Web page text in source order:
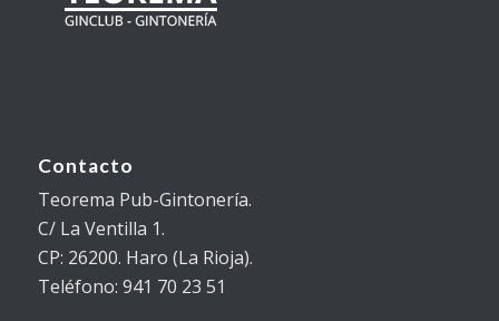
Contacto
Teorema Pub-Gintonería.
C/ La Ventilla 1.
CP: 26200. Haro (La Rioja).
Teléfono: 941 70 23 51